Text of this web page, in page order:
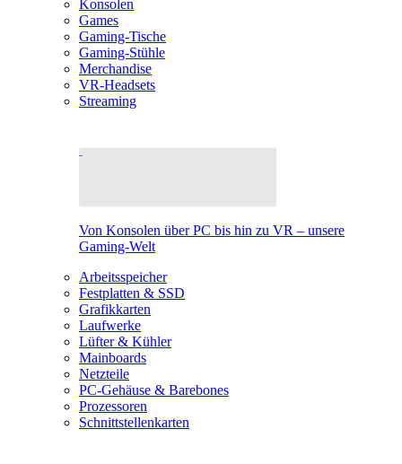
Konsolen
Games
Gaming-Tische
Gaming-Stühle
Merchandise
VR-Headsets
Streaming
Von Konsolen über PC bis hin zu VR – unsere
Gaming-Welt
Arbeitsspeicher
Festplatten & SSD
Grafikkarten
Laufwerke
Lüfter & Kühler
Mainboards
Netzteile
PC-Gehäuse & Barebones
Prozessoren
Schnittstellenkarten